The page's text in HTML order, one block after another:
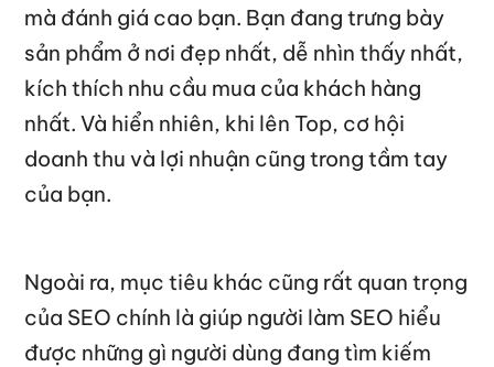
mà đánh giá cao bạn. Bạn đang trưng bày
sản phẩm ở nơi đẹp nhất, dễ nhìn thấy nhất,
kích thích nhu cầu mua của khách hàng
nhất. Và hiển nhiên, khi lên Top, cơ hội
doanh thu và lợi nhuận cũng trong tầm tay
của bạn.
Ngoài ra, mục tiêu khác cũng rất quan trọng
của SEO chính là giúp người làm SEO hiểu
được những gì người dùng đang tìm kiếm